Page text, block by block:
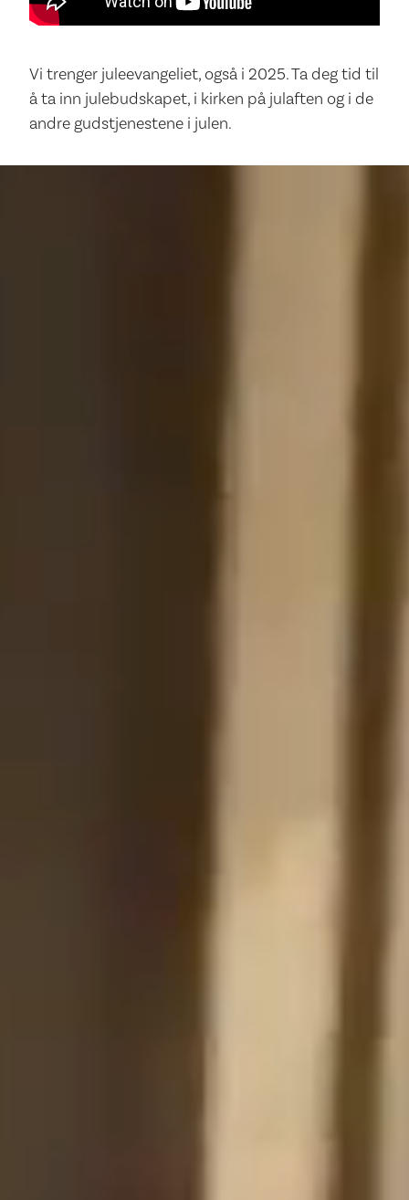
Vi trenger juleevangeliet, også i 2025. Ta deg tid til
å ta inn julebudskapet, i kirken på julaften og i de
andre gudstjenestene i julen.